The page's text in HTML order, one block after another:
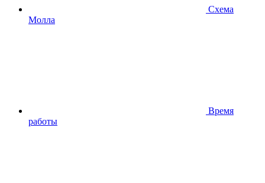
Схема
Молла
Время
работы